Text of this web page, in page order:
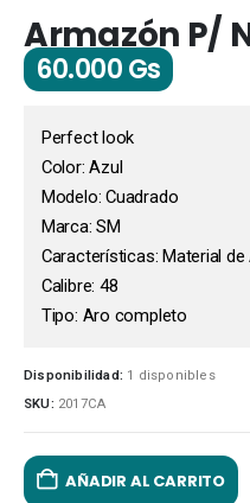
Armazón P/
60.000Gs
Perfect look
Color: Azul
Modelo: Cuadrado
Marca: SM
Características: Material
Calibre: 48
Tipo: Aro completo
Disponibilidad: 1 disponibles
SKU: 2017CA
AÑADIR AL CARRITO